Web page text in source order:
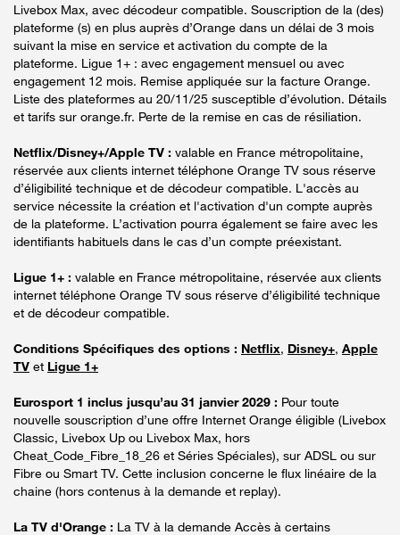
Livebox Max, avec décodeur compatible. Souscription de la (des)
plateforme (s) en plus auprès d’Orange dans un délai de 3 mois
suivant la mise en service et activation du compte de la
plateforme. Ligue 1+ : avec engagement mensuel ou avec
engagement 12 mois. Remise appliquée sur la facture Orange.
Liste des plateformes au 20/11/25 susceptible d’évolution. Détails
et tarifs sur orange.fr. Perte de la remise en cas de résiliation.
Netflix/Disney+/Apple TV : valable en France métropolitaine,
réservée aux clients internet téléphone Orange TV sous réserve
d’éligibilité technique et de décodeur compatible. L'accès au
service nécessite la création et l'activation d'un compte auprès
de la plateforme. L’activation pourra également se faire avec les
identifiants habituels dans le cas d’un compte préexistant.
Ligue 1+ : valable en France métropolitaine, réservée aux clients
internet téléphone Orange TV sous réserve d’éligibilité technique
et de décodeur compatible.
Conditions Spécifiques des options : Netflix, Disney+, Apple
TV et Ligue 1+
Eurosport 1 inclus jusqu’au 31 janvier 2029 : Pour toute
nouvelle souscription d’une offre Internet Orange éligible (Livebox
Classic, Livebox Up ou Livebox Max, hors
Cheat_Code_Fibre_18_26 et Séries Spéciales), sur ADSL ou sur
Fibre ou Smart TV. Cette inclusion concerne le flux linéaire de la
chaine (hors contenus à la demande et replay).
La TV d'Orange : La TV à la demande Accès à certains